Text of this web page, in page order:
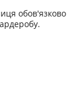
обов'язково